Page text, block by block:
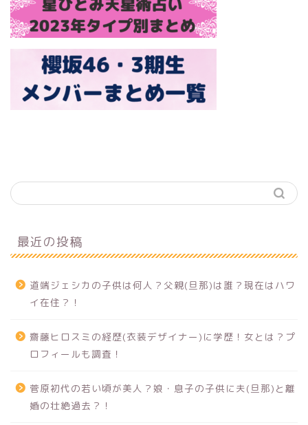
最近の投稿
道端ジェシカの子供は何人？父親(旦那)は誰？現在はハワ
イ在住？！
齋藤ヒロスミの経歴(衣装デザイナー)に学歴！女とは？プ
ロフィールも調査！
菅原初代の若い頃が美人？娘・息子の子供に夫(旦那)と離
婚の壮絶過去？！